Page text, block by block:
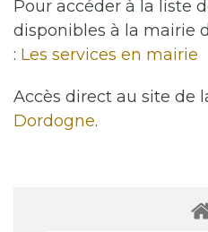
Pour accéder à la liste
disponibles à la mairie
: Les services en mairie
Accès direct au site de
Dordogne.